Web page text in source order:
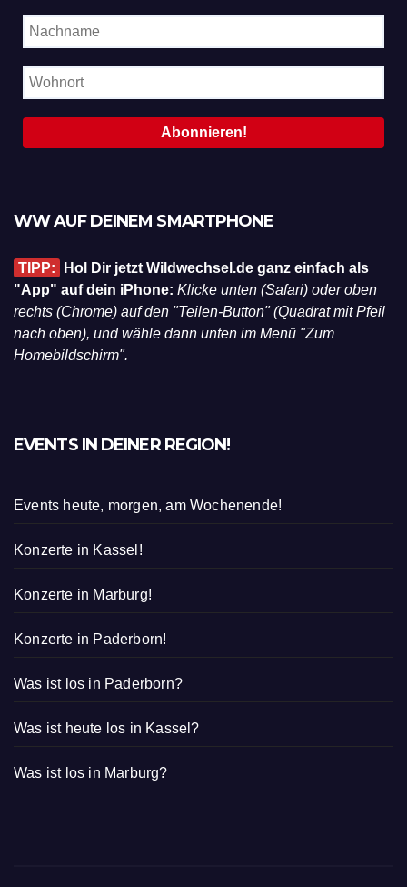
WW AUF DEINEM SMARTPHONE
TIPP:
Hol Dir jetzt Wildwechsel.de ganz einfach als
"App" auf dein iPhone: Klicke unten (Safari) oder oben
rechts (Chrome) auf den "Teilen-Button" (Quadrat mit Pfeil
nach oben), und wähle dann unten im Menü "Zum
Homebildschirm".
EVENTS IN DEINER REGION!
Events heute, morgen, am Wochenende!
Konzerte in Kassel!
Konzerte in Marburg!
Konzerte in Paderborn!
Was ist los in Paderborn?
Was ist heute los in Kassel?
Was ist los in Marburg?